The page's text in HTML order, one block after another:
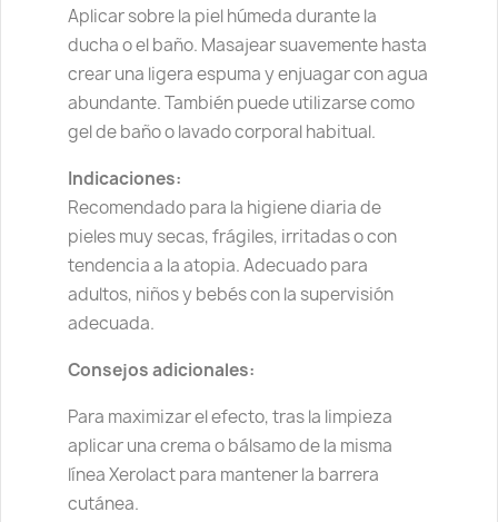
Aplicar sobre la piel húmeda durante la
ducha o el baño. Masajear suavemente hasta
crear una ligera espuma y enjuagar con agua
abundante. También puede utilizarse como
gel de baño o lavado corporal habitual.
Indicaciones:
Recomendado para la higiene diaria de
pieles muy secas, frágiles, irritadas o con
tendencia a la atopia. Adecuado para
adultos, niños y bebés con la supervisión
adecuada.
Consejos adicionales:
Para maximizar el efecto, tras la limpieza
aplicar una crema o bálsamo de la misma
línea Xerolact para mantener la barrera
cutánea.